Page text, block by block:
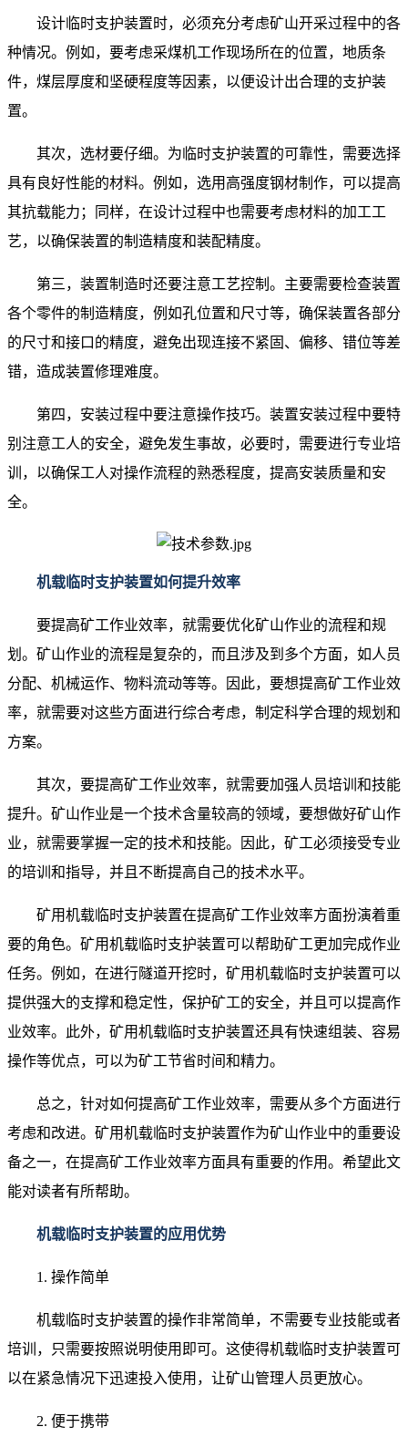
设计临时支护装置时，必须充分考虑矿山开采过程中的各
种情况。例如，要考虑采煤机工作现场所在的位置，地质条
件，煤层厚度和坚硬程度等因素，以便设计出合理的支护装
置。
其次，选材要仔细。为临时支护装置的可靠性，需要选择
具有良好性能的材料。例如，选用高强度钢材制作，可以提高
其抗载能力；同样，在设计过程中也需要考虑材料的加工工
艺，以确保装置的制造精度和装配精度。
第三，装置制造时还要注意工艺控制。主要需要检查装置
各个零件的制造精度，例如孔位置和尺寸等，确保装置各部分
的尺寸和接口的精度，避免出现连接不紧固、偏移、错位等差
错，造成装置修理难度。
第四，安装过程中要注意操作技巧。装置安装过程中要特
别注意工人的安全，避免发生事故，必要时，需要进行专业培
训，以确保工人对操作流程的熟悉程度，提高安装质量和安
全。
机载临时支护装置如何提升效率
要提高矿工作业效率，就需要优化矿山作业的流程和规
划。矿山作业的流程是复杂的，而且涉及到多个方面，如人员
分配、机械运作、物料流动等等。因此，要想提高矿工作业效
率，就需要对这些方面进行综合考虑，制定科学合理的规划和
方案。
其次，要提高矿工作业效率，就需要加强人员培训和技能
提升。矿山作业是一个技术含量较高的领域，要想做好矿山作
业，就需要掌握一定的技术和技能。因此，矿工必须接受专业
的培训和指导，并且不断提高自己的技术水平。
矿用机载临时支护装置在提高矿工作业效率方面扮演着重
要的角色。矿用机载临时支护装置可以帮助矿工更加完成作业
任务。例如，在进行隧道开挖时，矿用机载临时支护装置可以
提供强大的支撑和稳定性，保护矿工的安全，并且可以提高作
业效率。此外，矿用机载临时支护装置还具有快速组装、容易
操作等优点，可以为矿工节省时间和精力。
总之，针对如何提高矿工作业效率，需要从多个方面进行
考虑和改进。矿用机载临时支护装置作为矿山作业中的重要设
备之一，在提高矿工作业效率方面具有重要的作用。希望此文
能对读者有所帮助。
机载临时支护装置的应用优势
1. 操作简单
机载临时支护装置的操作非常简单，不需要专业技能或者
培训，只需要按照说明使用即可。这使得机载临时支护装置可
以在紧急情况下迅速投入使用，让矿山管理人员更放心。
2. 便于携带